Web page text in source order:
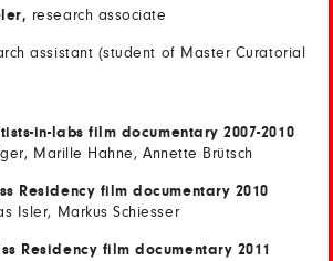
research associate
assistant (student of Master Curatorial
in-labs film documentary 2007-2010
Marille Hahne, Annette Brütsch
Residency film documentary 2010
Isler, Markus Schiesser
Residency film documentary 2011